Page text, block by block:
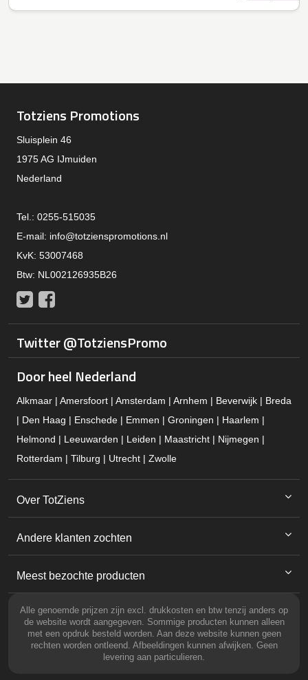
Totziens Promotions
Sluisplein 46
1975 AG IJmuiden
Nederland
Tel.: 0255-515035
E-mail: info@totzienspromotions.nl
KvK: 53007468
Btw: NL002126935B26
Twitter
Twitter @TotziensPromo
Door heel Nederland
Alkmaar | Amersfoort | Amsterdam | Arnhem | Beverwijk | Breda
| Den Haag | Enschede | Emmen | Groningen | Haarlem |
Helmond | Leeuwarden | Leiden | Maastricht | Nijmegen |
Rotterdam | Tilburg | Utrecht | Zwolle
Over TotZiens
Andere klanten zochten
Meest bezochte producten
Alle genoemde prijzen zijn excl. drukkosten en btw tenzij anders op
de website wordt aangegeven. Sommige producten kunnen alleen
met een opdruk besteld worden. Aan deze website kunnen geen
rechten worden ontleend. Afbeeldingen kunnen afwijken. Geen
levering aan particulieren.